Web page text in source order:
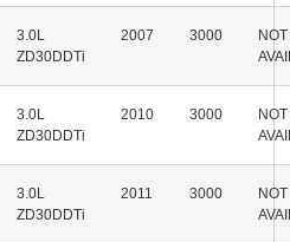
3.0L
ZD30DDTi
2007 3000
NOT
3.0L
ZD30DDTi
2010 3000
NOT
3.0L
ZD30DDTi
2011 3000
NOT